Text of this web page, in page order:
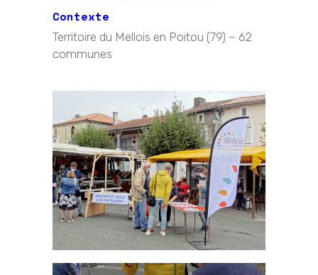
Contexte
Territoire du Mellois en Poitou (79) – 62
communes